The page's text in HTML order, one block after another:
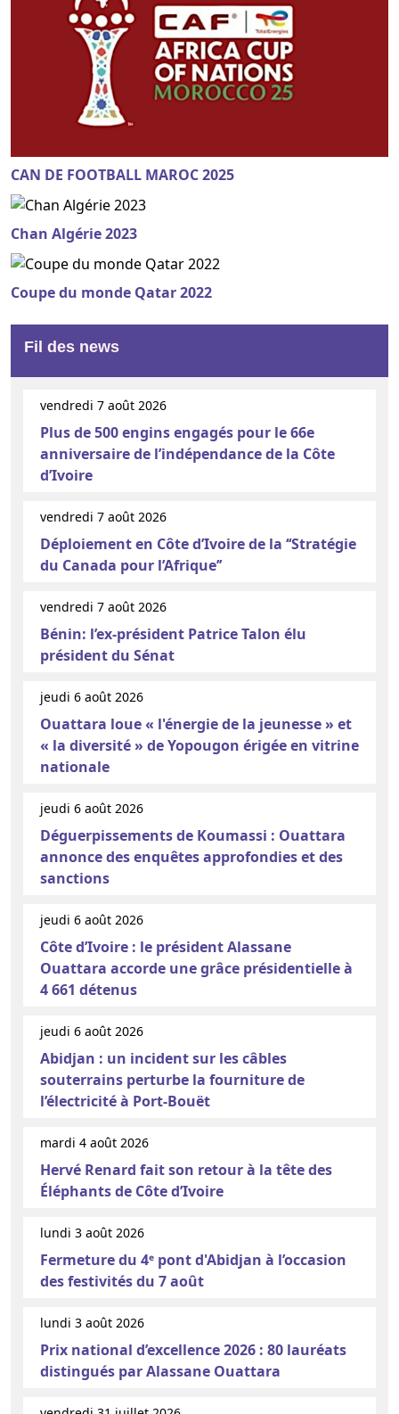
CAN DE FOOTBALL MAROC 2025
Chan Algérie 2023
Coupe du monde Qatar 2022
Fil des news
vendredi 7 août 2026
Plus de 500 engins engagés pour le 66e
anniversaire de l’indépendance de la Côte
d’Ivoire
vendredi 7 août 2026
Déploiement en Côte d’Ivoire de la ‘‘Stratégie
du Canada pour l’Afrique’’
vendredi 7 août 2026
Bénin: l’ex-président Patrice Talon élu
président du Sénat
jeudi 6 août 2026
Ouattara loue « l'énergie de la jeunesse » et
« la diversité » de Yopougon érigée en vitrine
nationale
jeudi 6 août 2026
Déguerpissements de Koumassi : Ouattara
annonce des enquêtes approfondies et des
sanctions
jeudi 6 août 2026
Côte d’Ivoire : le président Alassane
Ouattara accorde une grâce présidentielle à
4 661 détenus
jeudi 6 août 2026
Abidjan : un incident sur les câbles
souterrains perturbe la fourniture de
l’électricité à Port-Bouët
mardi 4 août 2026
Hervé Renard fait son retour à la tête des
Éléphants de Côte d’Ivoire
lundi 3 août 2026
Fermeture du 4ᵉ pont d'Abidjan à l’occasion
des festivités du 7 août
lundi 3 août 2026
Prix national d’excellence 2026 : 80 lauréats
distingués par Alassane Ouattara